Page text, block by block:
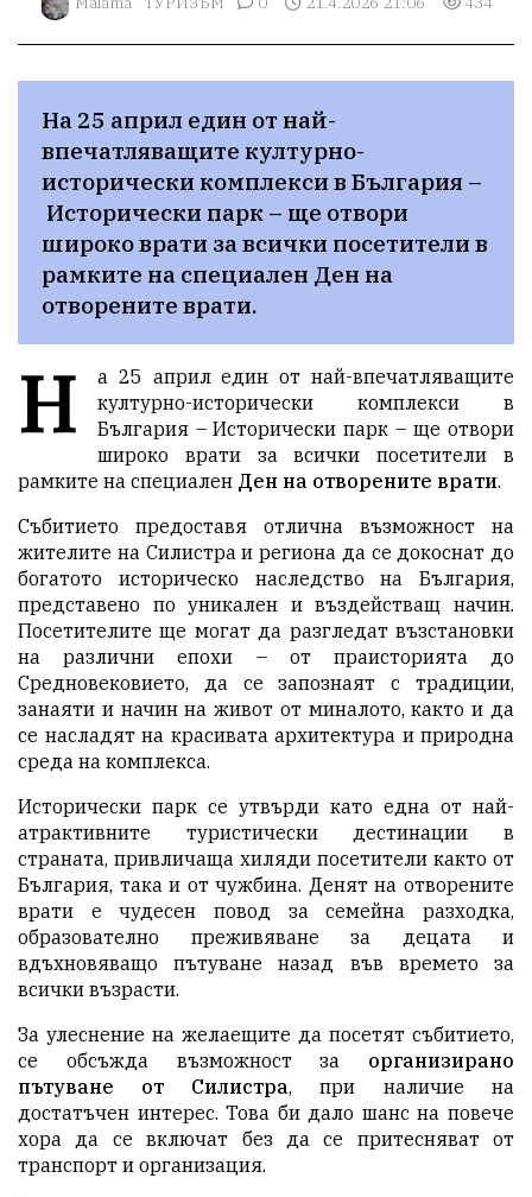
На 25 април един от най-
впечатляващите културно-
исторически комплекси в България –
Исторически парк – ще отвори
широко врати за всички посетители в
рамките на специален Ден на
отворените врати.
Н
а 25 април един от най-впечатляващите
културно-исторически комплекси в
България – Исторически парк – ще отвори
широко врати за всички посетители в
рамките на специален Ден на отворените врати.
Събитието предоставя отлична възможност на
жителите на Силистра и региона да се докоснат до
богатото историческо наследство на България,
представено по уникален и въздействащ начин.
Посетителите ще могат да разгледат възстановки
на различни епохи – от праисторията до
Средновековието, да се запознаят с традиции,
занаяти и начин на живот от миналото, както и да
се насладят на красивата архитектура и природна
среда на комплекса.
Исторически парк се утвърди като една от най-
атрактивните туристически дестинации в
страната, привличаща хиляди посетители както от
България, така и от чужбина. Денят на отворените
врати е чудесен повод за семейна разходка,
образователно преживяване за децата и
вдъхновяващо пътуване назад във времето за
всички възрасти.
За улеснение на желаещите да посетят събитието,
се обсъжда възможност за организирано
пътуване от Силистра, при наличие на
достатъчен интерес. Това би дало шанс на повече
хора да се включат без да се притесняват от
транспорт и организация.